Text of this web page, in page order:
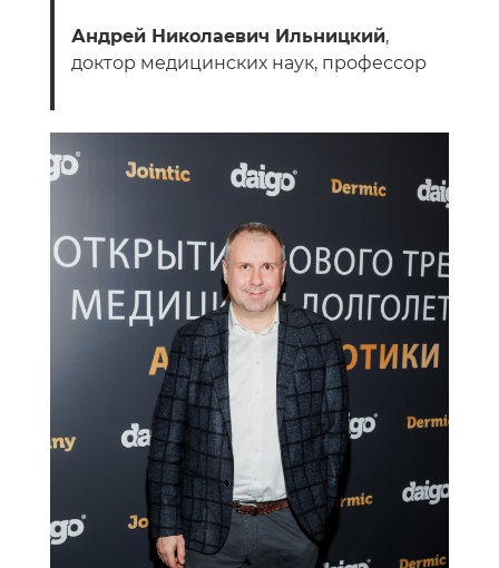
Андрей Николаевич Ильницкий,
доктор медицинских наук, профессор